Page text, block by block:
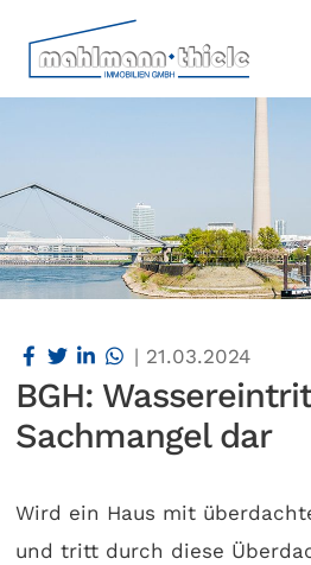
| 21.03.2024
BGH:
Sachmangel dar
Wird ein Haus mit
und tritt durch diese